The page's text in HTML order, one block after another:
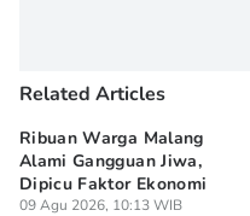
Related Articles
Ribuan Warga Malang
Alami Gangguan Jiwa,
Dipicu Faktor Ekonomi
09 Agu 2026, 10:13 WIB